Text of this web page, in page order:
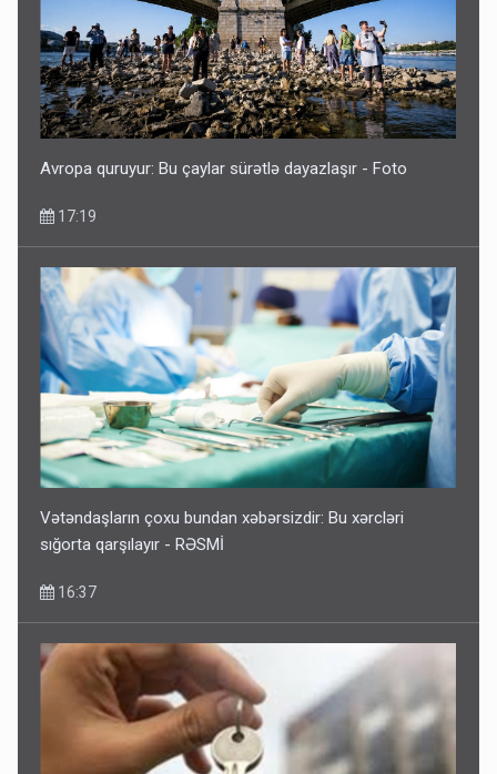
Avropa quruyur: Bu çaylar sürətlə dayazlaşır - Foto
17:19
Vətəndaşların çoxu bundan xəbərsizdir: Bu xərcləri
sığorta qarşılayır - RƏSMİ
16:37